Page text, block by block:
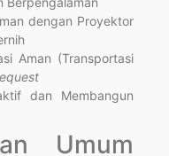
dengan Proyektor
Aman (Transportasi
dan Membangun
Umum